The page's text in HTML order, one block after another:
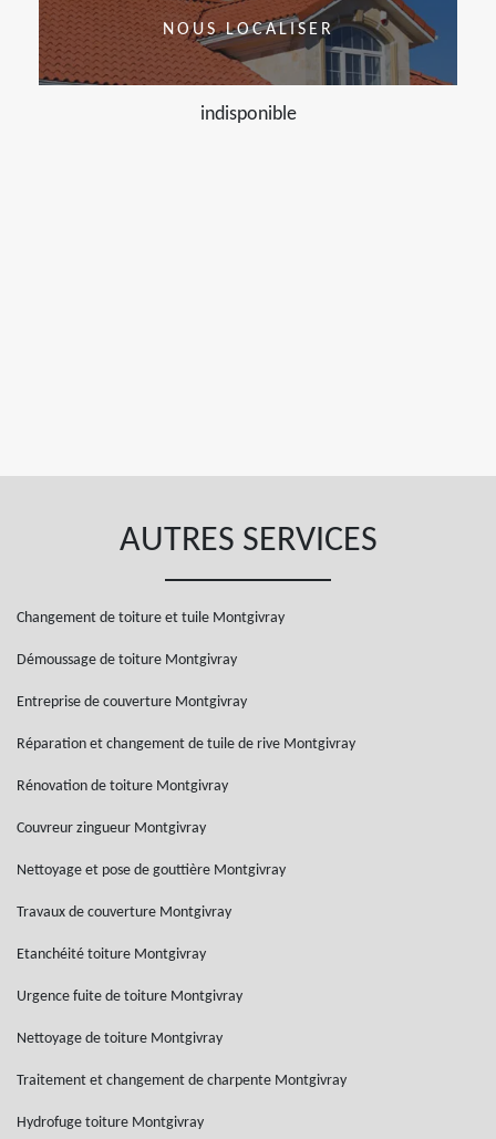
NOUS LOCALISER
indisponible
AUTRES SERVICES
Changement de toiture et tuile Montgivray
Démoussage de toiture Montgivray
Entreprise de couverture Montgivray
Réparation et changement de tuile de rive Montgivray
Rénovation de toiture Montgivray
Couvreur zingueur Montgivray
Nettoyage et pose de gouttière Montgivray
Travaux de couverture Montgivray
Etanchéité toiture Montgivray
Urgence fuite de toiture Montgivray
Nettoyage de toiture Montgivray
Traitement et changement de charpente Montgivray
Hydrofuge toiture Montgivray